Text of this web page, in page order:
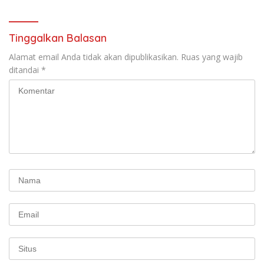
Tinggalkan Balasan
Alamat email Anda tidak akan dipublikasikan. Ruas yang wajib
ditandai *